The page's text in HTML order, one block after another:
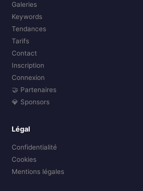
Galeries
Keywords
Tendances
Tarifs
Contact
Inscription
Connexion
🤝 Partenaires
💎 Sponsors
Légal
Confidentialité
Cookies
Mentions légales